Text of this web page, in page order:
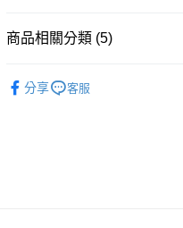
全盈+PAY
商品相關分類 (5)
分享 客服